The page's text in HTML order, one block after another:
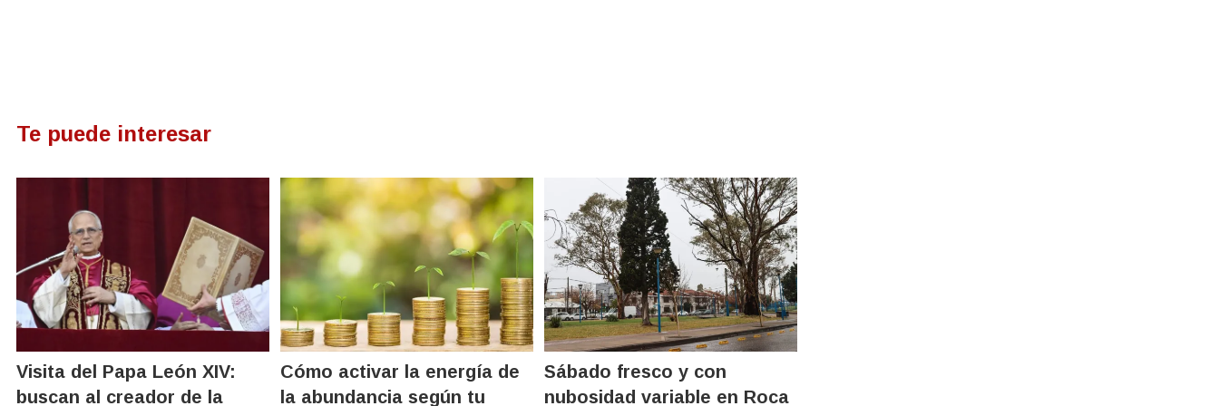
Te puede interesar
Visita del Papa León XIV:
buscan al creador de la
Cómo activar la energía de
la abundancia según tu
Sábado fresco y con
nubosidad variable en Roca